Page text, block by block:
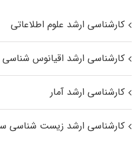
کارشناسی ارشد علوم اطلاعاتی
کارشناسی ارشد اقیانوس‌
کارشناسی ارشد آمار
کارشناسی ارشد زیست شناسی